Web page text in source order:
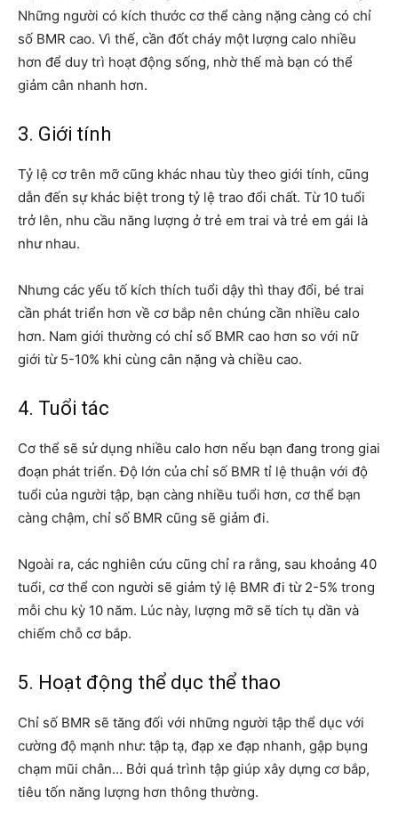
Những người có kích thước cơ thể càng nặng càng có chỉ
số BMR cao. Vì thế, cần đốt cháy một lượng calo nhiều
hơn để duy trì hoạt động sống, nhờ thế mà bạn có thể
giảm cân nhanh hơn.
3. Giới tính
Tỷ lệ cơ trên mỡ cũng khác nhau tùy theo giới tính, cũng
dẫn đến sự khác biệt trong tỷ lệ trao đổi chất. Từ 10 tuổi
trở lên, nhu cầu năng lượng ở trẻ em trai và trẻ em gái là
như nhau.
Nhưng các yếu tố kích thích tuổi dậy thì thay đổi, bé trai
cần phát triển hơn về cơ bắp nên chúng cần nhiều calo
hơn. Nam giới thường có chỉ số BMR cao hơn so với nữ
giới từ 5-10% khi cùng cân nặng và chiều cao.
4. Tuổi tác
Cơ thể sẽ sử dụng nhiều calo hơn nếu bạn đang trong giai
đoạn phát triển. Độ lớn của chỉ số BMR tỉ lệ thuận với độ
tuổi của người tập, bạn càng nhiều tuổi hơn, cơ thể bạn
càng chậm, chỉ số BMR cũng sẽ giảm đi.
Ngoài ra, các nghiên cứu cũng chỉ ra rằng, sau khoảng 40
tuổi, cơ thể con người sẽ giảm tỷ lệ BMR đi từ 2-5% trong
mỗi chu kỳ 10 năm. Lúc này, lượng mỡ sẽ tích tụ dần và
chiếm chỗ cơ bắp.
5. Hoạt động thể dục thể thao
Chỉ số BMR sẽ tăng đối với những người tập thể dục với
cường độ mạnh như: tập tạ, đạp xe đạp nhanh, gập bụng
chạm mũi chân… Bởi quá trình tập giúp xây dựng cơ bắp,
tiêu tốn năng lượng hơn thông thường.